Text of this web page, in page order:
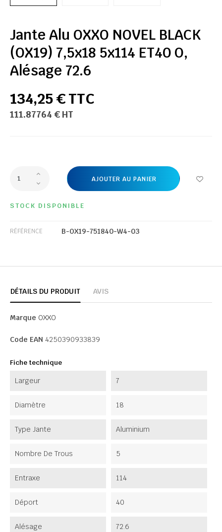
Jante Alu OXXO NOVEL BLACK
(OX19) 7,5x18 5x114 ET40 O,
Alésage 72.6
134,25 € TTC
111.87764 € HT
AJOUTER AU PANIER
STOCK DISPONIBLE
RÉFÉRENCE B-OX19-751840-W4-03
DÉTAILS DU PRODUIT AVIS
Marque OXXO
Code EAN 4250390933839
Fiche technique
Largeur 7
Diamètre 18
Type Jante Aluminium
Nombre De Trous 5
Entraxe 114
Déport 40
Alésage 72.6